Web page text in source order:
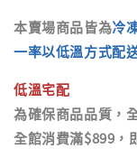
本賣場商品皆為冷
一率以低溫方式配
低溫宅配
為確保商品品質，
全館消費滿$899，